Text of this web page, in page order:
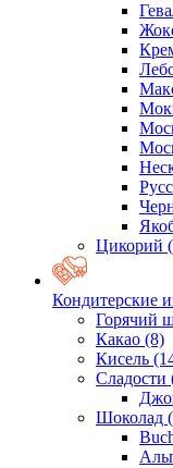
Цикорий
Кондитерские
Горячий
Какао (8)
Кисель
Сладости
Шоколад